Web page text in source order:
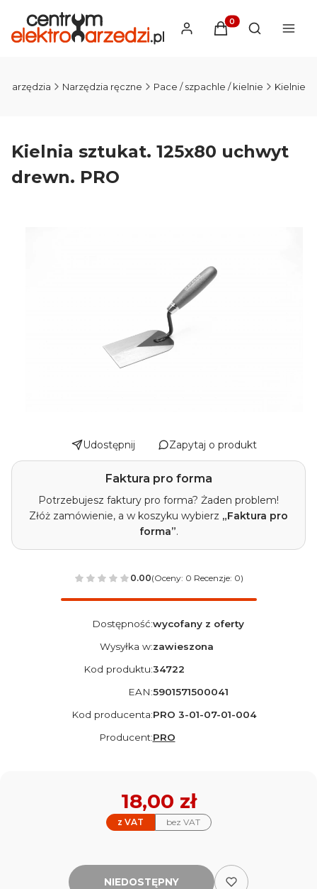
Produkty w
Otwórz
Narzędzia Narzędzia ręczne Pace / szpachle / kielnie Kielnie
Kielnia sztukat. 125x80 uchwyt
drewn. PRO
Udostępnij Zapytaj o produkt
Faktura pro forma
Potrzebujesz faktury pro forma? Żaden problem!
Złóż zamówienie, a w koszyku wybierz „Faktura pro
forma”.
0.00(Oceny: 0 Recenzje: 0)
Dostępność:wycofany z oferty
Wysyłka w:zawieszona
Kod produktu:34722
EAN:5901571500041
Kod producenta:PRO 3-01-07-01-004
Producent:PRO
z VAT bez VAT
Cena
18,00 zł
NIEDOSTĘPNY